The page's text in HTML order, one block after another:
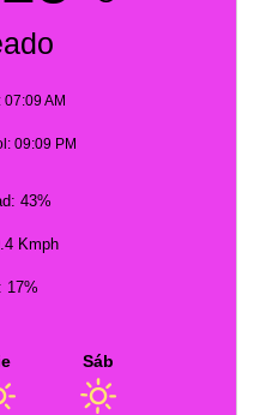
AM
09:09 PM
43%
Kmph
17%
Sáb